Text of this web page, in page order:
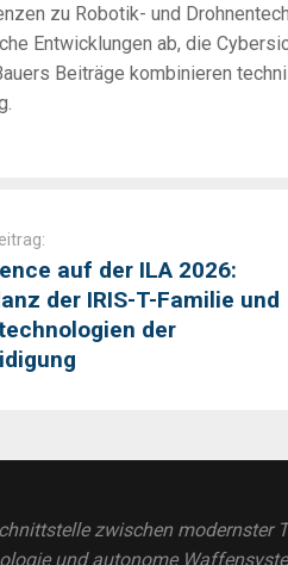
zu Robotik- und
Entwicklungen ab, die
Beiträge kombinieren
auf der ILA 2026:
der IRIS-T-Familie und
der
zwischen
und autonome